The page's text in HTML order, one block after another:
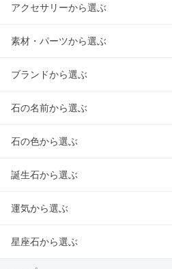
アクセサリーから選ぶ
素材・パーツから選ぶ
ブランドから選ぶ
石の名前から選ぶ
石の色から選ぶ
誕生石から選ぶ
運気から選ぶ
星座石から選ぶ